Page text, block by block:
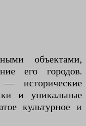
объектами,
его городов.
исторические
и уникальные
культурное и